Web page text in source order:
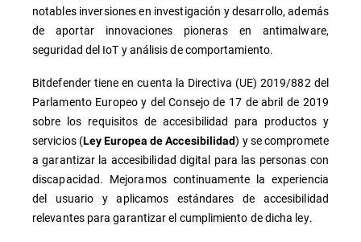
notables inversiones en investigación y desarrollo, además
de aportar innovaciones pioneras en antimalware,
seguridad del IoT y análisis de comportamiento.
Bitdefender tiene en cuenta la Directiva (UE) 2019/882 del
Parlamento Europeo y del Consejo de 17 de abril de 2019
sobre los requisitos de accesibilidad para productos y
servicios (Ley Europea de Accesibilidad) y se compromete
a garantizar la accesibilidad digital para las personas con
discapacidad. Mejoramos continuamente la experiencia
del usuario y aplicamos estándares de accesibilidad
relevantes para garantizar el cumplimiento de dicha ley.